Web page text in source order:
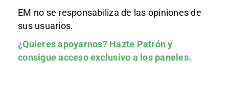
EM no se responsabiliza de las opiniones de
sus usuarios.
¿Quieres apoyarnos? Hazte Patróny
consigue acceso exclusivo a los paneles.